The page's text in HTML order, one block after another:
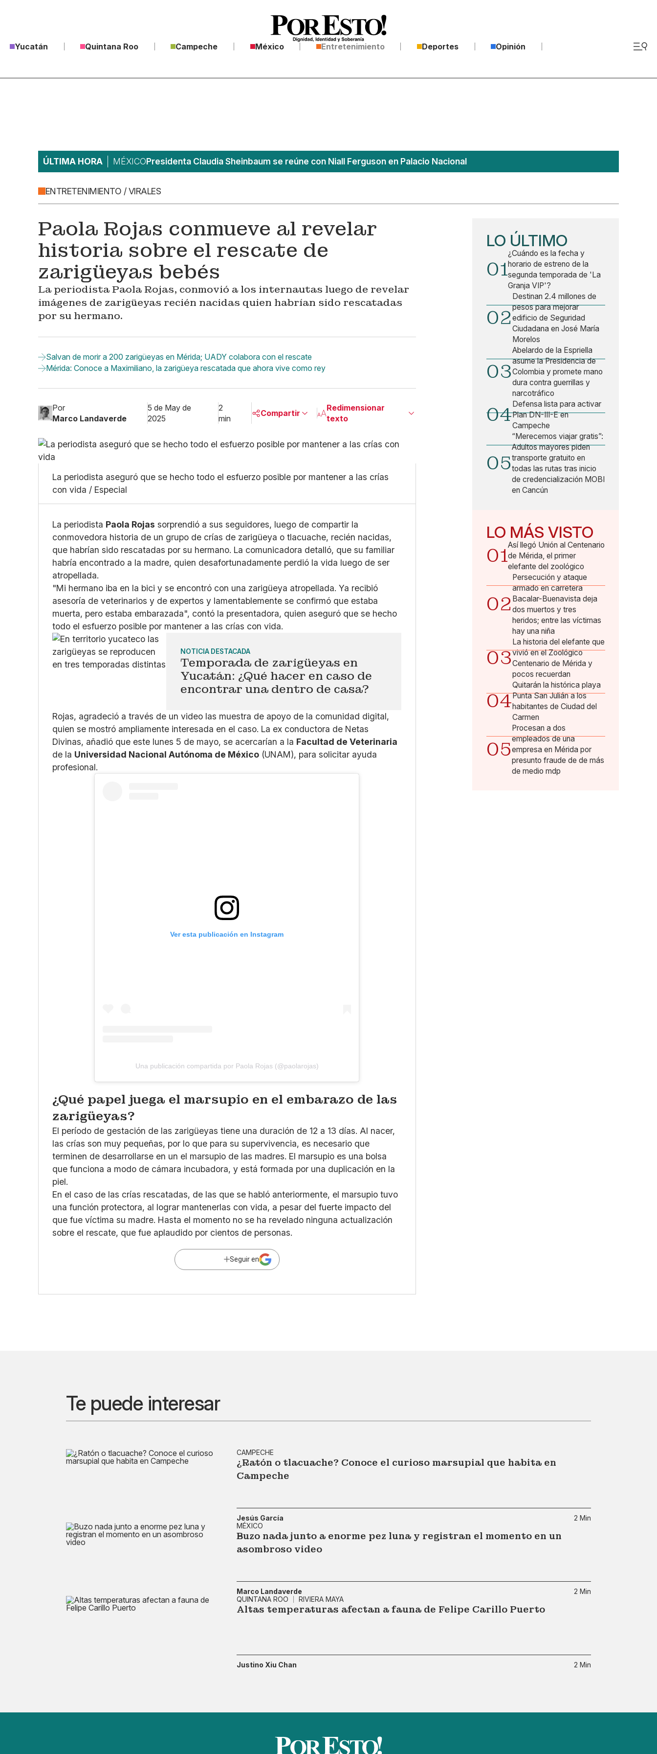
Yucatán Quintana Roo Campeche México Entretenimiento Deportes Opinión
ÚLTIMA HORA MÉXICOPresidenta Claudia Sheinbaum se reúne con Niall Ferguson en Palacio Nacional
ENTRETENIMIENTO / VIRALES
Paola Rojas conmueve al revelar
historia sobre el rescate de
zarigüeyas bebés
La periodista Paola Rojas, conmovió a los internautas luego de revelar
imágenes de zarigüeyas recién nacidas quien habrían sido rescatadas
por su hermano.
Salvan de morir a 200 zarigüeyas en Mérida; UADY colabora con el rescate
Mérida: Conoce a Maximiliano, la zarigüeya rescatada que ahora vive como rey
Por
Marco Landaverde
5 de May de
2025
2
min
Compartir
Linkedin
Whatsapp
Redimensionar
texto
Pequeño
La periodista aseguró que se hecho todo el esfuerzo posible por mantener a las crías
con vida / Especial
La periodista Paola Rojas sorprendió a sus seguidores, luego de compartir la
conmovedora historia de un grupo de crías de zarigüeya o tlacuache, recién nacidas,
que habrían sido rescatadas por su hermano. La comunicadora detalló, que su familiar
habría encontrado a la madre, quien desafortunadamente perdió la vida luego de ser
atropellada.
"Mi hermano iba en la bici y se encontró con una zarigüeya atropellada. Ya recibió
asesoría de veterinarios y de expertos y lamentablemente se confirmó que estaba
muerta, pero estaba embarazada", contó la presentadora, quien aseguró que se hecho
todo el esfuerzo posible por mantener a las crías con vida.
NOTICIA DESTACADA
Temporada de zarigüeyas en
Yucatán: ¿Qué hacer en caso de
encontrar una dentro de casa?
Rojas, agradeció a través de un video las muestra de apoyo de la comunidad digital,
quien se mostró ampliamente interesada en el caso. La ex conductora de Netas
Divinas, añadió que este lunes 5 de mayo, se acercarían a la Facultad de Veterinaria
de la Universidad Nacional Autónoma de México (UNAM), para solicitar ayuda
profesional.
Ver esta publicación en Instagram
Una publicación compartida por Paola Rojas (@paolarojas)
¿Qué papel juega el marsupio en el embarazo de las
zarigüeyas?
El período de gestación de las zarigüeyas tiene una duración de 12 a 13 días. Al nacer,
las crías son muy pequeñas, por lo que para su supervivencia, es necesario que
terminen de desarrollarse en un el marsupio de las madres. El marsupio es una bolsa
que funciona a modo de cámara incubadora, y está formada por una duplicación en la
piel.
En el caso de las crías rescatadas, de las que se habló anteriormente, el marsupio tuvo
una función protectora, al lograr mantenerlas con vida, a pesar del fuerte impacto del
que fue víctima su madre. Hasta el momento no se ha revelado ninguna actualización
sobre el rescate, que fue aplaudido por cientos de personas.
Seguir en
LO ÚLTIMO
01
¿Cuándo es la fecha y
horario de estreno de la
segunda temporada de 'La
Granja VIP'?
02
Destinan 2.4 millones de
pesos para mejorar
edificio de Seguridad
Ciudadana en José María
Morelos
03
Abelardo de la Espriella
asume la Presidencia de
Colombia y promete mano
dura contra guerrillas y
narcotráfico
04Defensa lista para activar
Plan DN-III-E en
Campeche
05
“Merecemos viajar gratis”:
Adultos mayores piden
transporte gratuito en
todas las rutas tras inicio
de credencialización MOBI
en Cancún
LO MÁS VISTO
01Así llegó Unión al Centenario
de Mérida, el primer
elefante del zoológico
02
Persecución y ataque
armado en carretera
Bacalar-Buenavista deja
dos muertos y tres
heridos; entre las víctimas
hay una niña
03
La historia del elefante que
vivió en el Zoológico
Centenario de Mérida y
pocos recuerdan
04
Quitarán la histórica playa
Punta San Julián a los
habitantes de Ciudad del
Carmen
05
Procesan a dos
empleados de una
empresa en Mérida por
presunto fraude de de más
de medio mdp
Te puede interesar
CAMPECHE
¿Ratón o tlacuache? Conoce el curioso marsupial que habita en
Campeche
Jesús García
2 Min
MÉXICO
Buzo nada junto a enorme pez luna y registran el momento en un
asombroso video
Marco Landaverde
2 Min
QUINTANA ROO
RIVIERA MAYA
Altas temperaturas afectan a fauna de Felipe Carillo Puerto
Justino Xiu Chan 2 Min